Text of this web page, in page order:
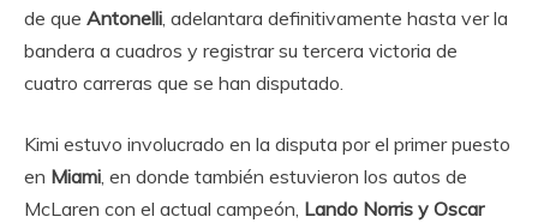
de que Antonelli, adelantara definitivamente hasta ver la
bandera a cuadros y registrar su tercera victoria de
cuatro carreras que se han disputado.
Kimi estuvo involucrado en la disputa por el primer puesto
en Miami, en donde también estuvieron los autos de
McLaren con el actual campeón, Lando Norris y Oscar